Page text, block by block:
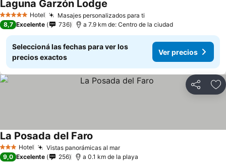
5 Estrellas Hotel Masajes personalizados para ti
Laguna Garzón Lodge
8,7 Excelente 736 a 7.9 km de: Centro de la ciudad
Seleccioná las fechas para ver los
precios exactos
Ver precios
Compartir
3 Estrellas
Hotel Vistas panorámicas al mar
La Posada del Faro
9,0 Excelente 256 a 0.1 km de la playa